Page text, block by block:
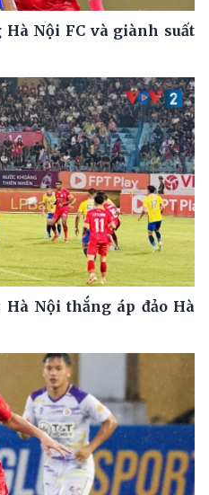
Nội FC và giành suất
Hà Nội thắng áp đảo Hà